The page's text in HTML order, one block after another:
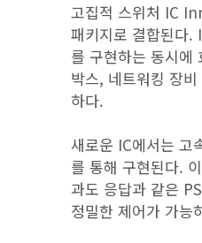
고집적 스위처 IC
패키지로 결합된다
를 구현하는 동시
박스, 네트워킹 장
하다.
새로운 IC에서는 고
를 통해 구현된다.
과도 응답과 같은
정밀한 제어가 가능